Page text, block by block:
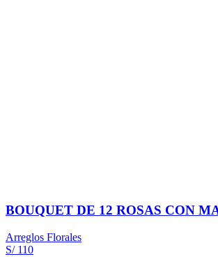
BOUQUET DE 12 ROSAS CON
Arreglos Florales
S/ 110